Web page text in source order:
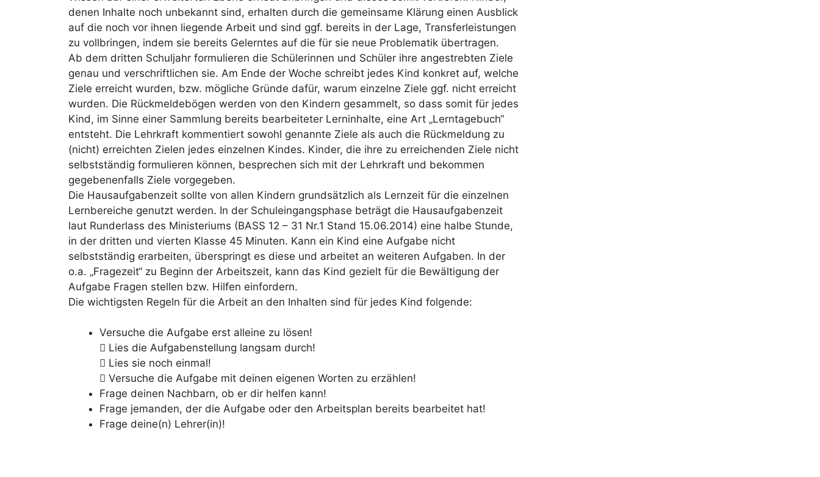
denen Inhalte noch unbekannt sind, erhalten durch die gemeinsame Klärung einen Ausblick
auf die noch vor ihnen liegende Arbeit und sind ggf. bereits in der Lage, Transferleistungen
zu vollbringen, indem sie bereits Gelerntes auf die für sie neue Problematik übertragen.
Ab dem dritten Schuljahr formulieren die Schülerinnen und Schüler ihre angestrebten Ziele
genau und verschriftlichen sie. Am Ende der Woche schreibt jedes Kind konkret auf, welche
Ziele erreicht wurden, bzw. mögliche Gründe dafür, warum einzelne Ziele ggf. nicht erreicht
wurden. Die Rückmeldebögen werden von den Kindern gesammelt, so dass somit für jedes
Kind, im Sinne einer Sammlung bereits bearbeiteter Lerninhalte, eine Art „Lerntagebuch“
entsteht. Die Lehrkraft kommentiert sowohl genannte Ziele als auch die Rückmeldung zu
(nicht) erreichten Zielen jedes einzelnen Kindes. Kinder, die ihre zu erreichenden Ziele nicht
selbstständig formulieren können, besprechen sich mit der Lehrkraft und bekommen
gegebenenfalls Ziele vorgegeben.
Die Hausaufgabenzeit sollte von allen Kindern grundsätzlich als Lernzeit für die einzelnen
Lernbereiche genutzt werden. In der Schuleingangsphase beträgt die Hausaufgabenzeit
laut Runderlass des Ministeriums (BASS 12 – 31 Nr.1 Stand 15.06.2014) eine halbe Stunde,
in der dritten und vierten Klasse 45 Minuten. Kann ein Kind eine Aufgabe nicht
selbstständig erarbeiten, überspringt es diese und arbeitet an weiteren Aufgaben. In der
o.a. „Fragezeit“ zu Beginn der Arbeitszeit, kann das Kind gezielt für die Bewältigung der
Aufgabe Fragen stellen bzw. Hilfen einfordern.
Die wichtigsten Regeln für die Arbeit an den Inhalten sind für jedes Kind folgende:
Versuche die Aufgabe erst alleine zu lösen!
 Lies die Aufgabenstellung langsam durch!
 Lies sie noch einmal!
 Versuche die Aufgabe mit deinen eigenen Worten zu erzählen!
Frage deinen Nachbarn, ob er dir helfen kann!
Frage jemanden, der die Aufgabe oder den Arbeitsplan bereits bearbeitet hat!
Frage deine(n) Lehrer(in)!